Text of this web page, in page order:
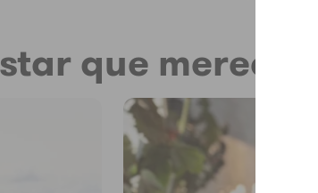
que merece